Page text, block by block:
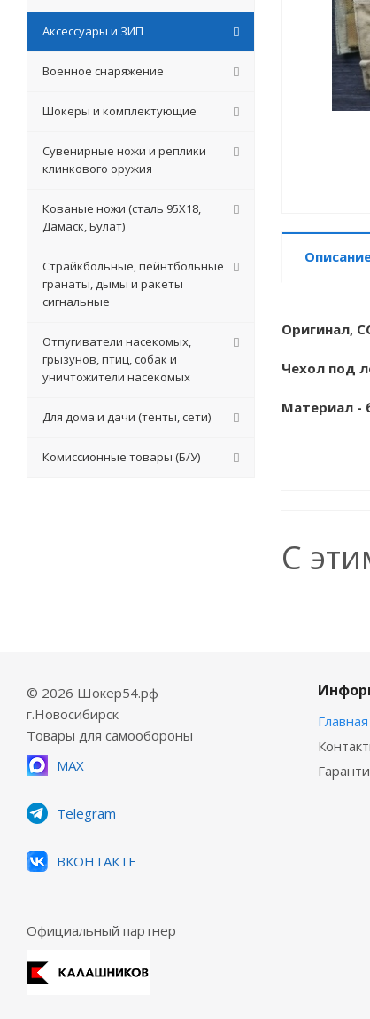
Оригинал,
Чехол под
Материал -
С
Аксессуары и ЗИП
Военное снаряжение
Шокеры и комплектующие
Сувенирные ножи и реплики
клинкового оружия
Кованые ножи (сталь 95Х18,
Дамаск, Булат)
Страйкбольные, пейнтбольные
гранаты, дымы и ракеты
сигнальные
Отпугиватели насекомых,
грызунов, птиц, собак и
уничтожители насекомых
Для дома и дачи (тенты, сети)
Комиссионные товары (Б/У)
© 2026 Шокер54.рф
г.Новосибирск
Товары для самообороны
MAX
Telegram
ВКОНТАКТЕ
Официальный партнер
Главная